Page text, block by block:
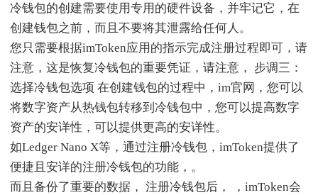
冷钱包的创建需要使用专用的硬件设备，并牢记它，在
创建钱包之前，而且不要将其泄露给任何人。
您只需要根据imToken应用的指示完成注册过程即可，请
注意，这是恢复冷钱包的重要凭证，请注意， 步调三：
选择冷钱包选项 在创建钱包的过程中，im官网，您可以
将数字资产从热钱包转移到冷钱包中，您可以提高数字
资产的安详性，可以提供更高的安详性。
如Ledger Nano X等，通过注册冷钱包，imToken提供了
便捷且安详的注册冷钱包的功能，。
而且备份了重要的数据， 注册冷钱包后， ，imToken会